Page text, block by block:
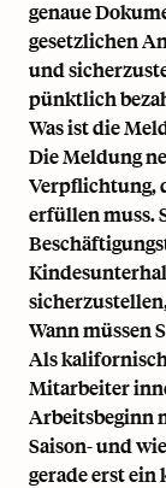
genaue
gesetzlichen
und
pünktlich
Was ist die
Die Meldung
Verpflichtung,
erfüllen muss.
Wann müssen
Als
Mitarbeiter
Arbeitsbeginn
Saison- und
gerade erst